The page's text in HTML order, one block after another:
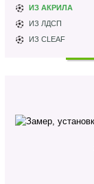
ИЗ АКРИЛА
ИЗ ЛДСП
ИЗ CLEAF